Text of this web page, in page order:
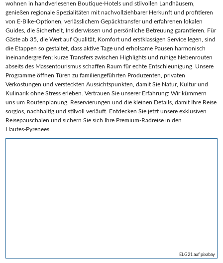
ELG21 auf pixabay
wohnen in handverlesenen Boutique‑Hotels und stilvollen Landhäusern,
genießen regionale Spezialitäten mit nachvollziehbarer Herkunft und profitieren
von E‑Bike‑Optionen, verlässlichem Gepäcktransfer und erfahrenen lokalen
Guides, die Sicherheit, Insiderwissen und persönliche Betreuung garantieren. Für
Gäste ab 35, die Wert auf Qualität, Komfort und erstklassigen Service legen, sind
die Etappen so gestaltet, dass aktive Tage und erholsame Pausen harmonisch
ineinandergreifen; kurze Transfers zwischen Highlights und ruhige Nebenrouten
abseits des Massentourismus schaffen Raum für echte Entschleunigung. Unsere
Programme öffnen Türen zu familiengeführten Produzenten, privaten
Verkostungen und versteckten Aussichtspunkten, damit Sie Natur, Kultur und
Kulinarik ohne Stress erleben. Vertrauen Sie unserer Erfahrung: Wir kümmern
uns um Routenplanung, Reservierungen und die kleinen Details, damit Ihre Reise
sorglos, nachhaltig und stilvoll verläuft. Entdecken Sie jetzt unsere exklusiven
Reisepauschalen und sichern Sie sich Ihre Premium‑Radreise in den
Hautes‑Pyrenees.